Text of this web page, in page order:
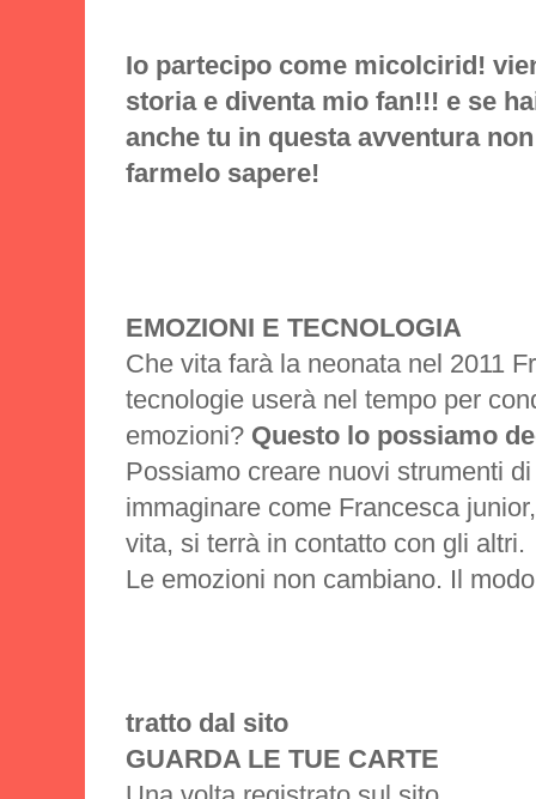
Io partecipo come micolcirid!
storia e diventa mio fan!!! e se
anche tu in questa avventura
farmelo sapere!
EMOZIONI E TECNOLOGIA
Che vita farà la neonata nel 2011
tecnologie userà nel tempo per
emozioni? Questo lo possiamo
Possiamo creare nuovi strumenti
immaginare come Francesca
vita, si terrà in contatto con gli altri.
Le emozioni non cambiano. Il
tratto dal sito
GUARDA LE TUE CARTE